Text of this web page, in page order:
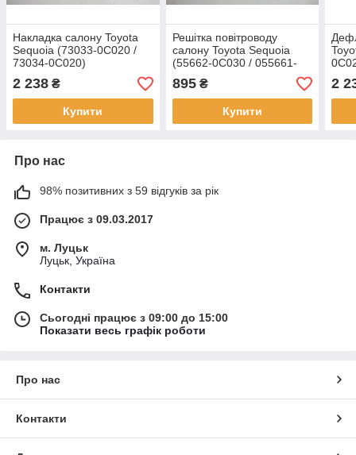
Накладка салону Toyota
Sequoia (73033-0C020 /
73034-0C020)
2 238 ₴
Купити
Решітка повітроводу
салону Toyota Sequoia
(55662-0С030 / 055661-
С020)
895₴
Купити
2
Про нас
98% позитивних з 59 відгуків за рік
Працює з 09.03.2017
м. Луцьк
Луцьк, Україна
Контакти
Сьогодні працює з 09:00 до 15:00
Показати весь графік роботи
Про нас
Контакти